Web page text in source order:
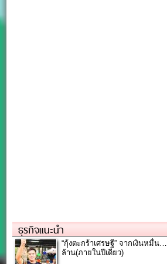
ธุรกิจแนะนำ
“กุ้งตะกร้าเศรษฐี” จากเงินหมื่น
ล้าน(ภายในปีเดียว)